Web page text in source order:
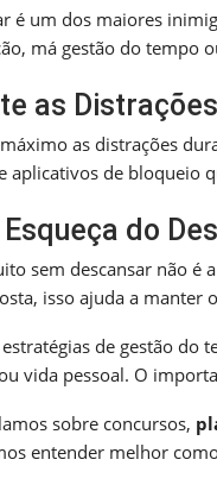
é um dos maiores
má gestão do tempo
as Distrações
as distrações
aplicativos de bloqueio
do
sem descansar não é
isso ajuda a manter
estratégias de gestão
vida pessoal. O
sobre concursos,
entender melhor